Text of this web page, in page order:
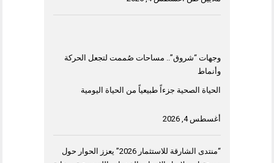
وجهات “شروق”.. مساحات صُممت لتجعل الحركة
وأنماط
الحياة الصحية جزءاً طبيعياً من الحياة اليومية
أغسطس 4, 2026
“منتدى الشارقة للاستثمار 2026” يعزز الحوار حول